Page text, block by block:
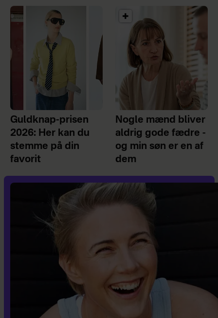
Guldknap-prisen
2026: Her kan du
stemme på din
favorit
Nogle mænd bliver
aldrig gode fædre -
og min søn er en af
dem